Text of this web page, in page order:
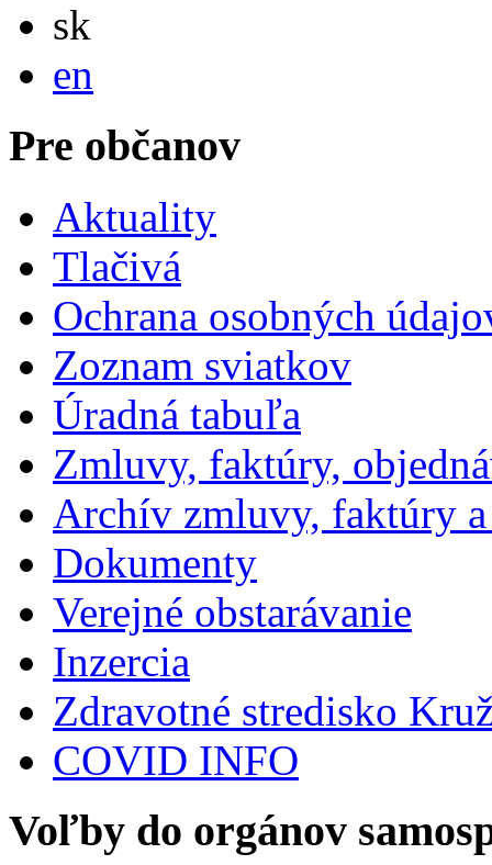
sk
en
Pre občanov
Aktuality
Tlačivá
Ochrana osobných
Zoznam sviatkov
Úradná tabuľa
Zmluvy, faktúry,
Archív zmluvy, faktúry
Dokumenty
Verejné obstarávanie
Inzercia
Zdravotné stredisko
COVID INFO
Voľby do orgánov